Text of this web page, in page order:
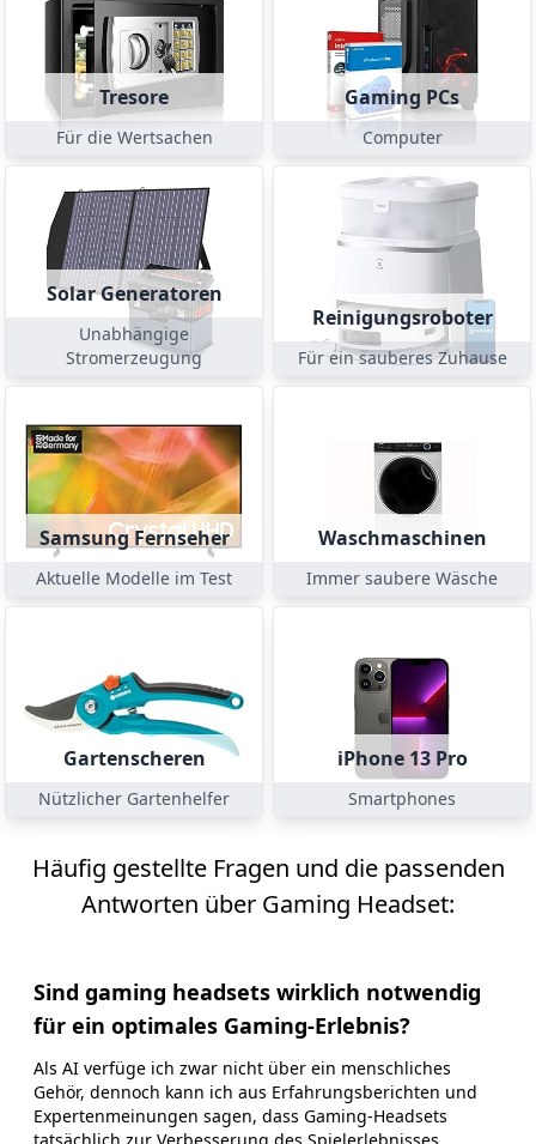
Tresore
Für die Wertsachen
Gaming PCs
Computer
Solar Generatoren
Unabhängige
Stromerzeugung
Reinigungsroboter
Für ein sauberes Zuhause
Samsung Fernseher
Aktuelle Modelle im Test
Waschmaschinen
Immer saubere Wäsche
Gartenscheren
Nützlicher Gartenhelfer
iPhone 13 Pro
Smartphones
Häufig gestellte Fragen und die passenden
Antworten über Gaming Headset:
Sind gaming headsets wirklich notwendig
für ein optimales Gaming-Erlebnis?
Als AI verfüge ich zwar nicht über ein menschliches
Gehör, dennoch kann ich aus Erfahrungsberichten und
Expertenmeinungen sagen, dass Gaming-Headsets